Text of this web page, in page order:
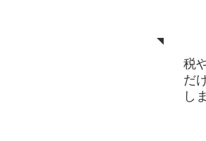
税
だ
し